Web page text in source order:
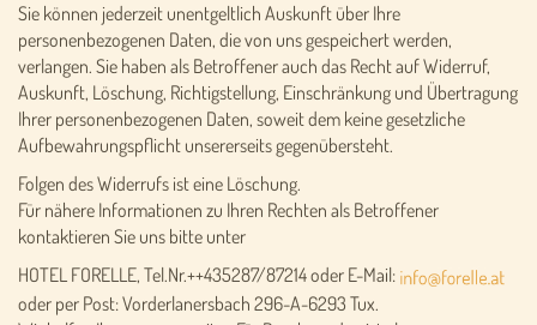
Sie können jederzeit unentgeltlich Auskunft über Ihre
personenbezogenen Daten, die von uns gespeichert werden,
verlangen. Sie haben als Betroffener auch das Recht auf Widerruf,
Auskunft, Löschung, Richtigstellung, Einschränkung und Übertragung
Ihrer personenbezogenen Daten, soweit dem keine gesetzliche
Aufbewahrungspflicht unsererseits gegenübersteht.
Folgen des Widerrufs ist eine Löschung.
Für nähere Informationen zu Ihren Rechten als Betroffener
kontaktieren Sie uns bitte unter
HOTEL FORELLE, Tel.Nr.++435287/87214 oder E-Mail:
oder per Post: Vorderlanersbach 296-A-6293 Tux.